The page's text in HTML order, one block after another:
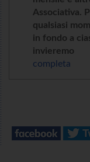
Associativa.
qualsiasi
in fondo a
invieremo
completa